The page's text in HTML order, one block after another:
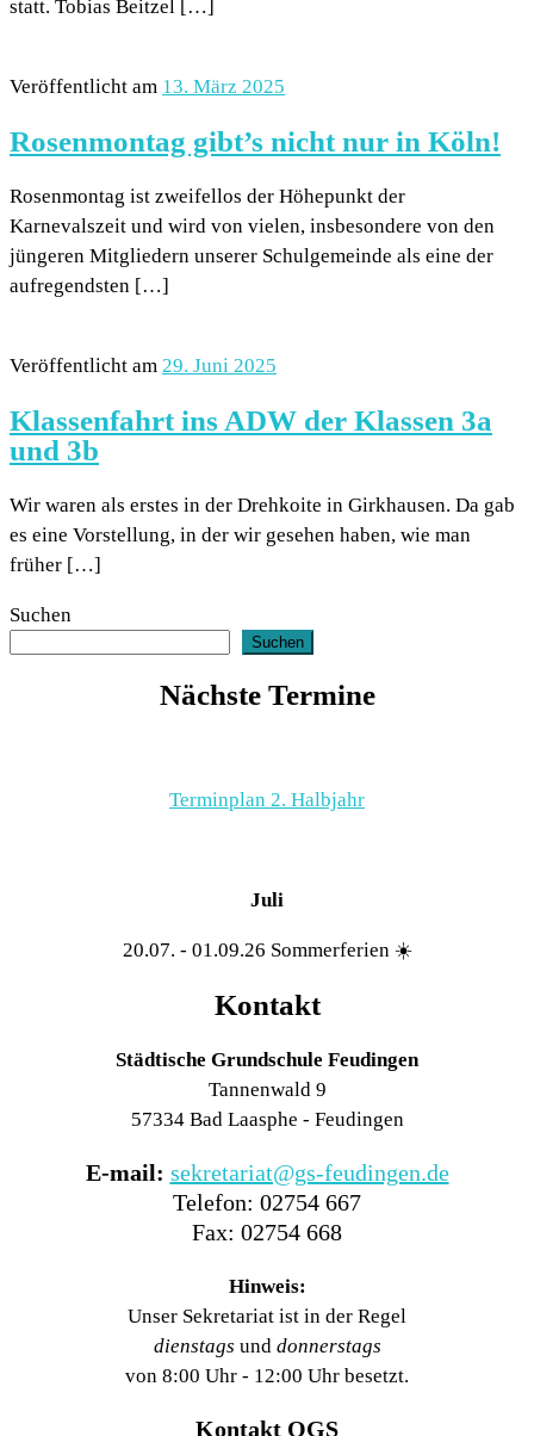
statt. Tobias Beitzel […]
Veröffentlicht am 13. März 2025
Rosenmontag gibt’s nicht nur in Köln!
Rosenmontag ist zweifellos der Höhepunkt der
Karnevalszeit und wird von vielen, insbesondere von den
jüngeren Mitgliedern unserer Schulgemeinde als eine der
aufregendsten […]
Veröffentlicht am 29. Juni 2025
Klassenfahrt ins ADW der Klassen 3a
und 3b
Wir waren als erstes in der Drehkoite in Girkhausen. Da gab
es eine Vorstellung, in der wir gesehen haben, wie man
früher […]
Suchen
Suchen
Nächste Termine
Terminplan 2. Halbjahr
Juli
20.07. - 01.09.26 Sommerferien ☀️
Kontakt
Städtische Grundschule Feudingen
Tannenwald 9
57334 Bad Laasphe - Feudingen
E-mail: sekretariat@gs-feudingen.de
Telefon: 02754 667
Fax: 02754 668
Hinweis:
Unser Sekretariat ist in der Regel
dienstags und donnerstags
von 8:00 Uhr - 12:00 Uhr besetzt.
Kontakt OGS